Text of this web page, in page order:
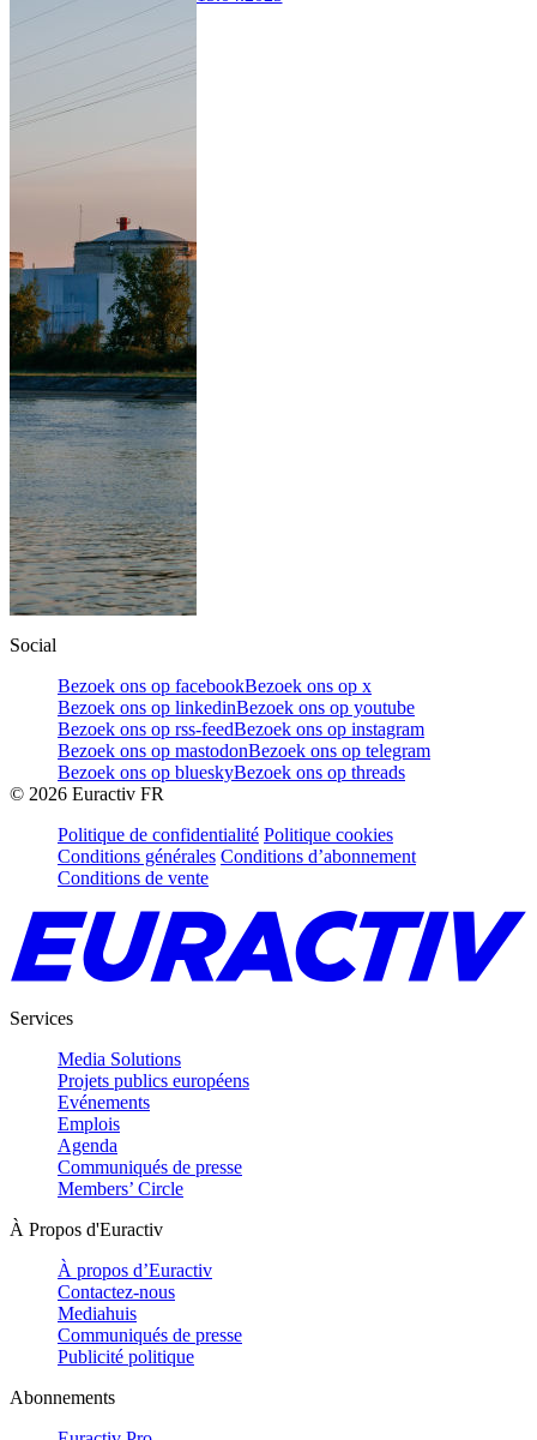
Social
Bezoek ons op facebookBezoek ons op x
Bezoek ons op linkedinBezoek ons op youtube
Bezoek ons op rss-feedBezoek ons op instagram
Bezoek ons op mastodonBezoek ons op telegram
Bezoek ons op blueskyBezoek ons op threads
© 2026 Euractiv FR
Politique de confidentialité Politique cookies
Conditions générales Conditions d’abonnement
Conditions de vente
Services
Media Solutions
Projets publics européens
Evénements
Emplois
Agenda
Communiqués de presse
Members’ Circle
À Propos d'Euractiv
À propos d’Euractiv
Contactez-nous
Mediahuis
Communiqués de presse
Publicité politique
Abonnements